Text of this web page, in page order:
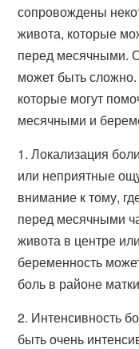
сопровождены
живота, которые
перед месячными.
может быть
которые могут
месячными и
1. Локализация
или неприятные
внимание к тому,
перед месячными
живота в центре
беременность
боль в районе
2. Интенсивность
быть очень